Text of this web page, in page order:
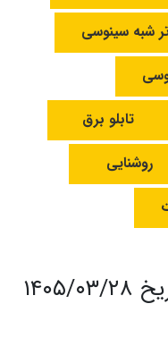
شبه سینوسی
تابلو برق
روشنایی
۲۸